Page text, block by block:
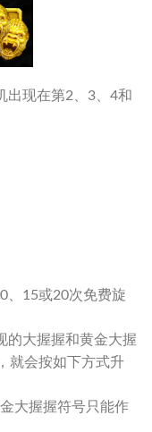
出现在第2、3、4和
、15或20次免费旋
的大握握和黄金大握
就会按如下方式升
大握握符号只能作